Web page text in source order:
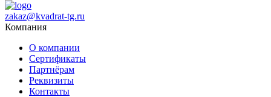
zakaz@kvadrat-tg.ru
Компания
О компании
Сертификаты
Партнёрам
Реквизиты
Контакты